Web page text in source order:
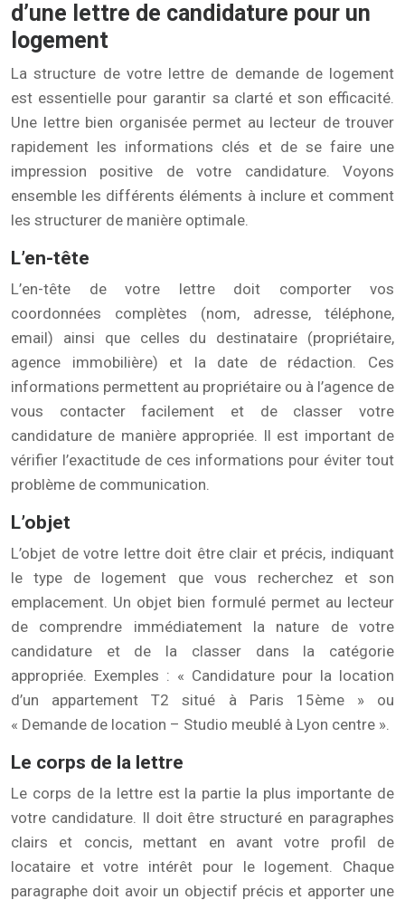
d’une lettre de candidature pour un
logement
La structure de votre lettre de demande de logement
est essentielle pour garantir sa clarté et son efficacité.
Une lettre bien organisée permet au lecteur de trouver
rapidement les informations clés et de se faire une
impression positive de votre candidature. Voyons
ensemble les différents éléments à inclure et comment
les structurer de manière optimale.
L’en-tête
L’en-tête de votre lettre doit comporter vos
coordonnées complètes (nom, adresse, téléphone,
email) ainsi que celles du destinataire (propriétaire,
agence immobilière) et la date de rédaction. Ces
informations permettent au propriétaire ou à l’agence de
vous contacter facilement et de classer votre
candidature de manière appropriée. Il est important de
vérifier l’exactitude de ces informations pour éviter tout
problème de communication.
L’objet
L’objet de votre lettre doit être clair et précis, indiquant
le type de logement que vous recherchez et son
emplacement. Un objet bien formulé permet au lecteur
de comprendre immédiatement la nature de votre
candidature et de la classer dans la catégorie
appropriée. Exemples : « Candidature pour la location
d’un appartement T2 situé à Paris 15ème » ou
« Demande de location – Studio meublé à Lyon centre ».
Le corps de la lettre
Le corps de la lettre est la partie la plus importante de
votre candidature. Il doit être structuré en paragraphes
clairs et concis, mettant en avant votre profil de
locataire et votre intérêt pour le logement. Chaque
paragraphe doit avoir un objectif précis et apporter une